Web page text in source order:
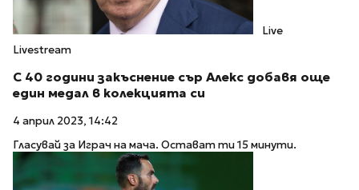
Live
Livestream
С 40 години закъснение сър Алекс добавя още
един медал в колекцията си
4 април 2023, 14:42
Гласувай за Играч на мача. Остават ти 15 минути.